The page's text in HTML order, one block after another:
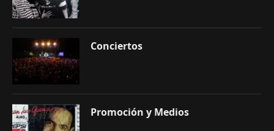
Conciertos
Promoción y Medios